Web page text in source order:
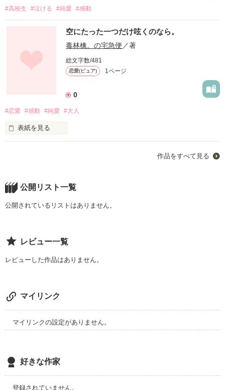
#高校生 #泣ける #純愛 #感動
空にたった一つだけ呟くのなら。
毒林檎。の宅急便 ／著
総文字数/481
恋愛(ピュア) 1ページ
0
#恋愛 #感動 #純愛 #大人
表紙を見る
作品をすべて見る
公開リスト一覧
公開されているリストはありません。
レビュー一覧
レビューした作品はありません。
マイリンク
マイリンクの設定がありません。
好きな作家
登録されていません。